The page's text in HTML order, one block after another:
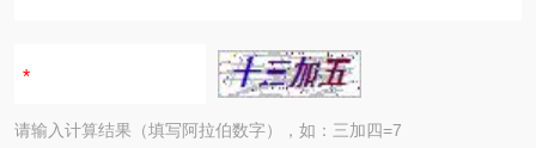
请输入计算结果（填写阿拉伯数字），如：三加四=7